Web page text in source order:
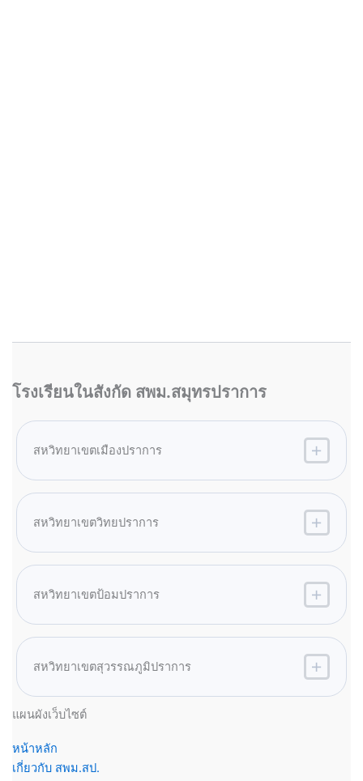
โรงเรียนในสังกัด สพม.สมุทรปราการ
สหวิทยาเขตเมืองปราการ
สหวิทยาเขตวิทยปราการ
สหวิทยาเขตป้อมปราการ
สหวิทยาเขตสุวรรณภูมิปราการ
แผนผังเว็บไซต์
หน้าหลัก
เกี่ยวกับ สพม.สป.